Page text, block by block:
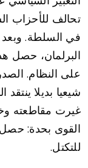
تحالف للأحزاب
في السلطة.
البرلمان، حصل
على النظام.
شيعيا بديلا ينتقد
غيرت مقاطعته
القوى بحدة:
للتكتل.